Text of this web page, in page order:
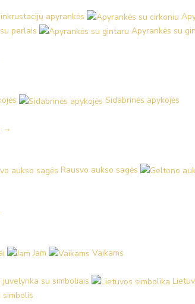
apyrankės
perlais
Apyrankės su
Sidabrinės apykojės
→
Rausvo aukso sagės
Jam
Vaikams
juvelyrika su simboliais
simbolis